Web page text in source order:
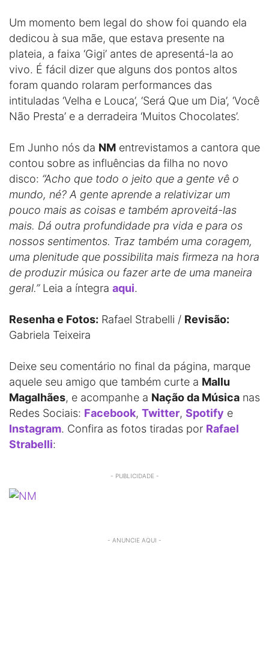
Um momento bem legal do show foi quando ela
dedicou à sua mãe, que estava presente na
plateia, a faixa ‘Gigi’ antes de apresentá-la ao
vivo. É fácil dizer que alguns dos pontos altos
foram quando rolaram performances das
intituladas ‘Velha e Louca’, ‘Será Que um Dia’, ‘Você
Não Presta’ e a derradeira ‘Muitos Chocolates’.
Em Junho nós da NM entrevistamos a cantora que
contou sobre as influências da filha no novo
disco: “Acho que todo o jeito que a gente vê o
mundo, né? A gente aprende a relativizar um
pouco mais as coisas e também aproveitá-las
mais. Dá outra profundidade pra vida e para os
nossos sentimentos. Traz também uma coragem,
uma plenitude que possibilita mais firmeza na hora
de produzir música ou fazer arte de uma maneira
geral.”Leia a íntegra aqui.
Resenha e Fotos: Rafael Strabelli / Revisão:
Gabriela Teixeira
Deixe seu comentário no final da página, marque
aquele seu amigo que também curte a Mallu
Magalhães, e acompanhe a Nação da Música nas
Redes Sociais: Facebook, Twitter, Spotify e
Instagram. Confira as fotos tiradas por Rafael
Strabelli:
- PUBLICIDADE -
- ANUNCIE AQUI -